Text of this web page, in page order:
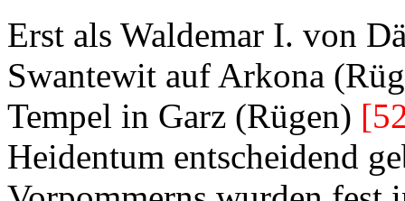
Erst als Waldemar I. von
Swantewit auf Arkona
Tempel in Garz (Rügen)
Heidentum entscheidend